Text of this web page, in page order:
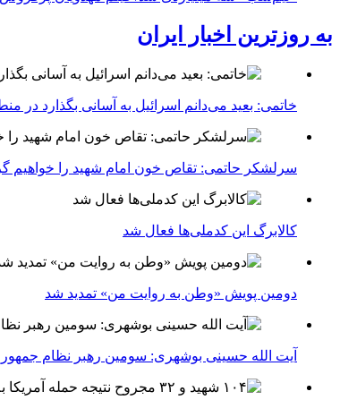
به روزترین اخبار ایران
خاتمی: بعید می‌دانم اسرائیل به آسانی بگذارد در
سرلشکر حاتمی: تقاص خون امام شهید را خواهیم
کالابرگ این کدملی‌ها فعال شد
دومین پویش «وطن به روایت من» تمدید شد
آیت الله حسینی بوشهری: سومین رهبر نظام